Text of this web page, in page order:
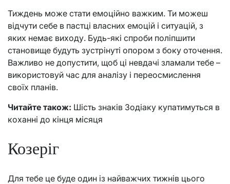
Тиждень може стати емоційно важким. Ти можеш
відчути себе в пастці власних емоцій і ситуацій, з
яких немає виходу. Будь-які спроби поліпшити
становище будуть зустрінуті опором з боку оточення.
Важливо не допустити, щоб ці невдачі зламали тебе –
використовуй час для аналізу і переосмислення
своїх планів.
Читайте також: Шість знаків Зодіаку купатимуться в
коханні до кінця місяця
Козеріг
Для тебе це буде один із найважчих тижнів цього